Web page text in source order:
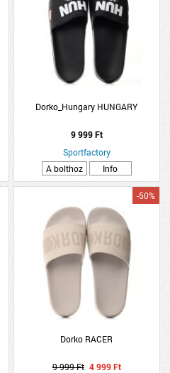
Dorko_Hungary HUNGARY
9 999 Ft
Sportfactory
A bolthoz
Info
Dorko RACER
-50%
9 999 Ft 4 999 Ft